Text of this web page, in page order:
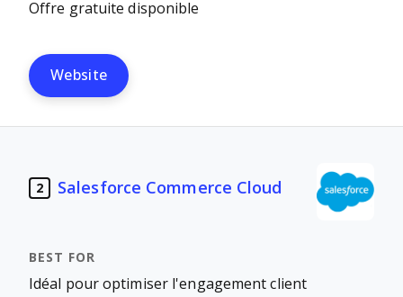
Offre gratuite disponible
Website
2 Salesforce Commerce Cloud
Idéal pour optimiser l'engagement client